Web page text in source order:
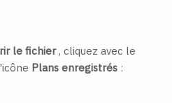
le fichier, cliquez avec le
Plans enregistrés :